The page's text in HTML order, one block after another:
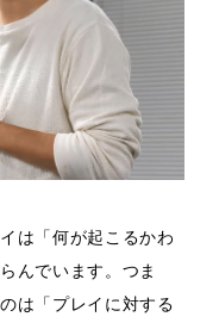
は「何が起こるかわ
んでいます。つま
は「プレイに対する